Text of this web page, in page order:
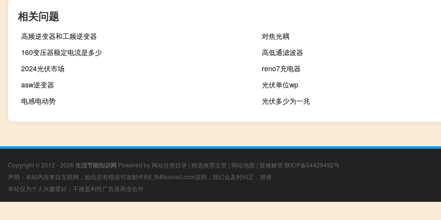
相关问题
高频逆变器和工频逆变器
对焦光耦
160变压器额定电流是多少
高低通滤波器
2024光伏市场
reno7充电器
asw逆变器
光伏单位wp
电感电动势
光伏多少为一兆
Copyright © 2012 - 2026 生活节能知识网 Powered by 网站分类目录 | 精选推荐文章 | 网站地图 | 疑难解答 陕ICP备04429492号
声明：本站内容来自互联网，如信息有错误可发邮件到f_fb#foxmail.com说明，我们会及时纠正，谢谢
本站仅为个人兴趣爱好，不接盈利性广告及商业合作